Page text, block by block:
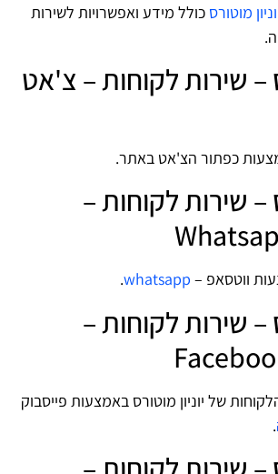
מוטורס כולל מידע ואפשרויות לשירות
.
– שירות לקוחות – צ'אט
כפתור הצ'אט באתר.
– שירות לקוחות –
ווטסאפ – whatsapp
.
– שירות לקוחות –
של יוניון מוטורס באמצעות פייסבוק
.